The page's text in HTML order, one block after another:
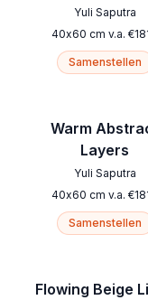
Yuli Saputra
40x60 cm v.a. €
Samenstellen
Warm
Layers
Yuli Saputra
40x60 cm v.a. €
Samenstellen
Flowing Beige